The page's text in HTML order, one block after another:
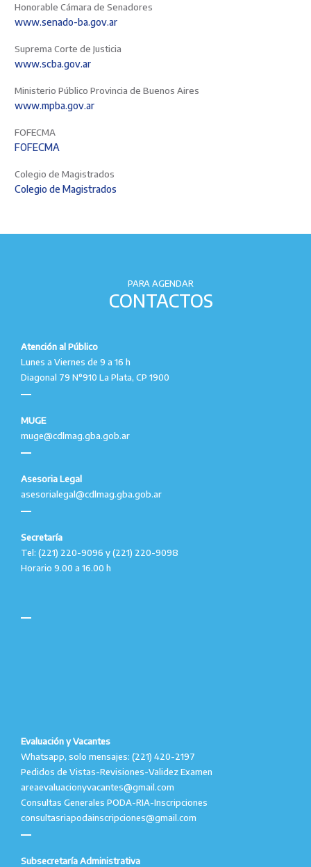
Honorable Cámara de Senadores
www.senado-ba.gov.ar
Suprema Corte de Justicia
www.scba.gov.ar
Ministerio Público Provincia de Buenos Aires
www.mpba.gov.ar
FOFECMA
FOFECMA
Colegio de Magistrados
Colegio de Magistrados
PARA AGENDAR
CONTACTOS
Atención al Público
Lunes a Viernes de 9 a 16 h
Diagonal 79 N°910 La Plata, CP 1900
MUGE
muge@cdlmag.gba.gob.ar
Asesoria Legal
asesorialegal@cdlmag.gba.gob.ar
Secretaría
Tel: (221) 220-9096 y (221) 220-9098
Horario 9.00 a 16.00 h
Evaluación y Vacantes
Whatsapp, solo mensajes: (221) 420-2197
Pedidos de Vistas-Revisiones-Validez Examen
areaevaluacionyvacantes@gmail.com
Consultas Generales PODA-RIA-Inscripciones
consultasriapodainscripciones@gmail.com
Subsecretaría Administrativa